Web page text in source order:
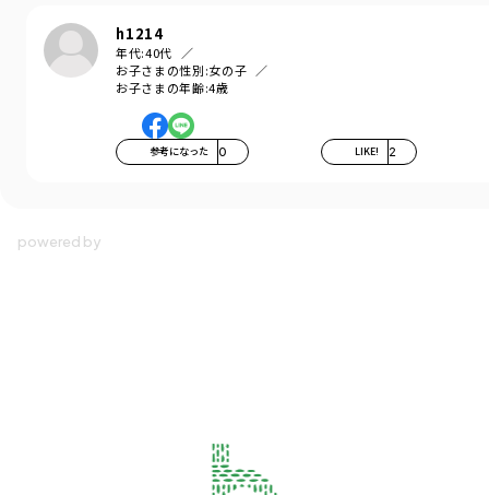
h1214
年代:40代
お子さまの性別:女の子
お子さまの年齢:4歳
参考になった 0 LIKE! 2